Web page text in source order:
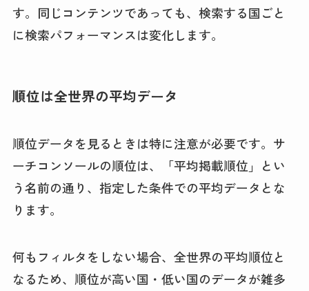
す。同じコンテンツであっても、検索する国ごと
に検索パフォーマンスは変化します。
順位は全世界の平均データ
順位データを見るときは特に注意が必要です。サ
ーチコンソールの順位は、「平均掲載順位」とい
う名前の通り、指定した条件での平均データとな
ります。
何もフィルタをしない場合、全世界の平均順位と
なるため、順位が高い国・低い国のデータが雑多